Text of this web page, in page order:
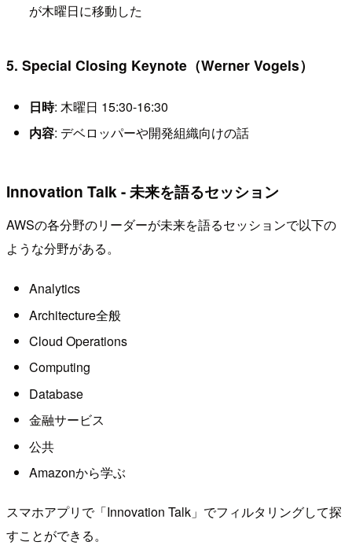
が木曜日に移動した
5. Special Closing Keynote（Werner Vogels）
日時: 木曜日 15:30-16:30
内容: デベロッパーや開発組織向けの話
Innovation Talk - 未来を語るセッション
AWSの各分野のリーダーが未来を語るセッションで以下の
ような分野がある。
Analytics
Architecture全般
Cloud Operations
Computing
Database
金融サービス
公共
Amazonから学ぶ
スマホアプリで「Innovation Talk」でフィルタリングして探
すことができる。